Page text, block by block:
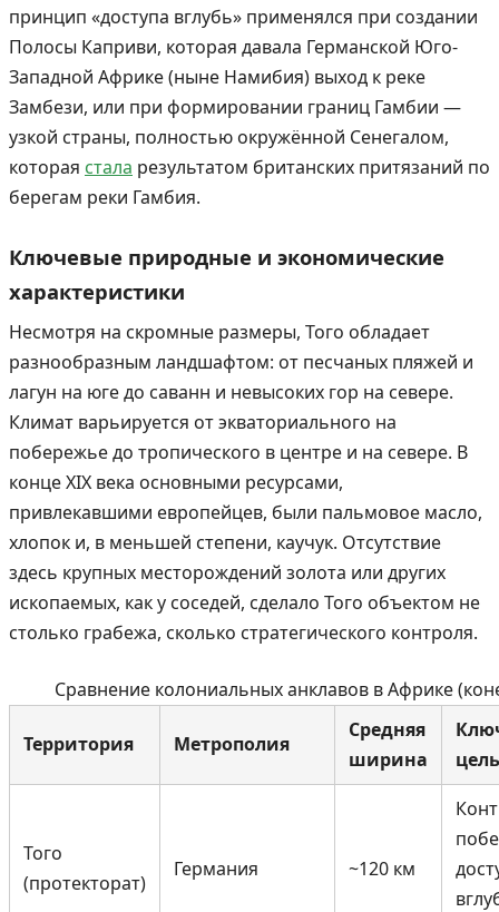
принцип «доступа вглубь» применялся при создании
Полосы Каприви, которая давала Германской Юго-
Западной Африке (ныне Намибия) выход к реке
Замбези, или при формировании границ Гамбии —
узкой страны, полностью окружённой Сенегалом,
которая стала результатом британских притязаний по
берегам реки Гамбия.
Ключевые природные и экономические
характеристики
Несмотря на скромные размеры, Того обладает
разнообразным ландшафтом: от песчаных пляжей и
лагун на юге до саванн и невысоких гор на севере.
Климат варьируется от экваториального на
побережье до тропического в центре и на севере. В
конце XIX века основными ресурсами,
привлекавшими европейцев, были пальмовое масло,
хлопок и, в меньшей степени, каучук. Отсутствие
здесь крупных месторождений золота или других
ископаемых, как у соседей, сделало Того объектом не
столько грабежа, сколько стратегического контроля.
Сравнение колониальных анклавов в Африке
Территория Метрополия
Средняя
ширина
цель
Того
(протекторат)
Германия ~120 км